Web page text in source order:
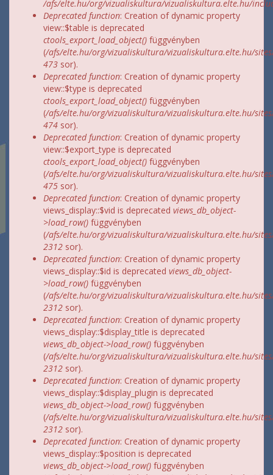
/afs/elte.hu/org/vizualiskultura/vizualiskultura.elte.hu/
Deprecated function: Creation of dynamic property
view::$table is deprecated
ctools_export_load_object() függvényben
(/afs/elte.hu/org/vizualiskultura/vizualiskultura.elte.hu/
473 sor).
Deprecated function: Creation of dynamic property
view::$type is deprecated
ctools_export_load_object() függvényben
(/afs/elte.hu/org/vizualiskultura/vizualiskultura.elte.hu/
474 sor).
Deprecated function: Creation of dynamic property
view::$export_type is deprecated
ctools_export_load_object() függvényben
(/afs/elte.hu/org/vizualiskultura/vizualiskultura.elte.hu/
475 sor).
Deprecated function: Creation of dynamic property
views_display::$vid is deprecated views_db_object-
>load_row() függvényben
(/afs/elte.hu/org/vizualiskultura/vizualiskultura.elte.hu/
2312 sor).
Deprecated function: Creation of dynamic property
views_display::$id is deprecated views_db_object-
>load_row() függvényben
(/afs/elte.hu/org/vizualiskultura/vizualiskultura.elte.hu/
2312 sor).
Deprecated function: Creation of dynamic property
views_display::$display_title is deprecated
views_db_object->load_row() függvényben
(/afs/elte.hu/org/vizualiskultura/vizualiskultura.elte.hu/
2312 sor).
Deprecated function: Creation of dynamic property
views_display::$display_plugin is deprecated
views_db_object->load_row() függvényben
(/afs/elte.hu/org/vizualiskultura/vizualiskultura.elte.hu/
2312 sor).
Deprecated function: Creation of dynamic property
views_display::$position is deprecated
views_db_object->load_row() függvényben